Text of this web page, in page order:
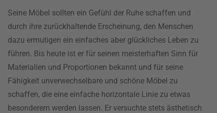
Seine Möbel sollten ein Gefühl der Ruhe schaffen und
durch ihre zurückhaltende Erscheinung, den Menschen
dazu ermutigen ein einfaches aber glückliches Leben zu
führen. Bis heute ist er für seinen meisterhaften Sinn für
Materialien und Proportionen bekannt und für seine
Fähigkeit unverwechselbare und schöne Möbel zu
schaffen, die eine einfache horizontale Linie zu etwas
besonderem werden lassen. Er versuchte stets ästhetisch